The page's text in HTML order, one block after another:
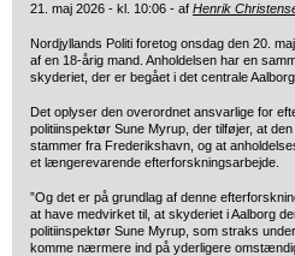
21. maj 2026 - kl. 10:06 - af Henrik
Nordjyllands Politi foretog onsdag den 20.
af en 18-årig mand. Anholdelsen har en
skyderiet, der er begået i det centrale
Det oplyser den overordnet ansvarlige for
politiinspektør Sune Myrup, der tilføjer, at
stammer fra Frederikshavn, og at
et længerevarende efterforskningsarbejde.
”Og det er på grundlag af denne
at have medvirket til, at skyderiet i Aalborg
politiinspektør Sune Myrup, som straks
komme nærmere ind på yderligere